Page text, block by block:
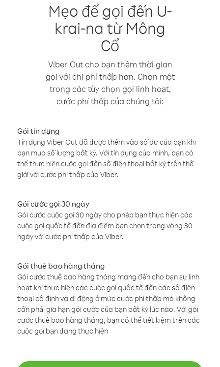
Mẹo để gọi đến U-
krai-na từ Mông
Cổ
Viber Out cho bạn thêm thời gian
gọi với chi phí thấp hơn. Chọn một
trong các tùy chọn gọi linh hoạt,
cước phí thấp của chúng tôi:
Gói tín dụng
Tín dụng Viber Out đã được thêm vào số dư của bạn khi
bạn mua số lượng bất kỳ. Với tín dụng của mình, bạn có
thể thực hiện cuộc gọi đến số điện thoại bất kỳ trên thế
giới với cước phí thấp của Viber.
Gói cước gọi 30 ngày
Gói cước cuộc gọi 30 ngày cho phép bạn thực hiện các
cuộc gọi quốc tế đến địa điểm bạn chọn trong vòng 30
ngày với cước phí thấp của Viber.
Gói thuê bao hàng tháng
Gói cước thuê bao hàng tháng mang đến cho bạn sự linh
hoạt khi thực hiện các cuộc gọi quốc tế đến các số điện
thoại cố định và di động ở mức cước phí thấp mà không
cần phải gia hạn gói cước của bạn bất kỳ lúc nào. Với gói
cước thuê bao hàng tháng, bạn có thể tiết kiệm trên các
cuộc gọi bạn đang thực hiện